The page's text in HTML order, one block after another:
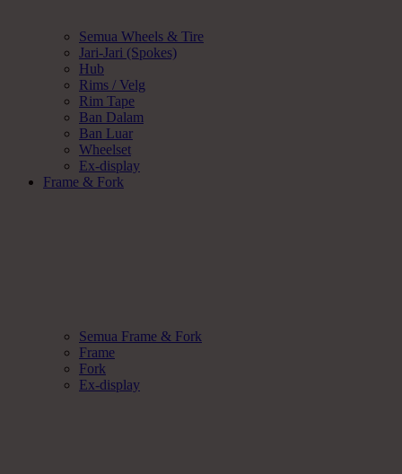
Semua Wheels & Tire
Jari-Jari (Spokes)
Hub
Rims / Velg
Rim Tape
Ban Dalam
Ban Luar
Wheelset
Ex-display
Frame & Fork
Semua Frame & Fork
Frame
Fork
Ex-display